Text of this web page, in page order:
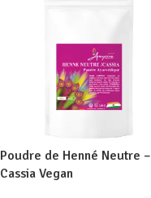
Poudre de Henné Neutre –
Cassia Vegan